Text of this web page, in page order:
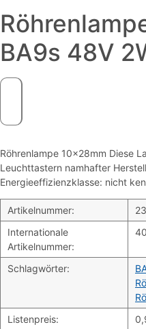
BA9s 48V
Röhrenlampe 10x28mm Diese
Leuchttastern namhafter
Energieeffizienzklasse: nicht
Artikelnummer:
Internationale
Artikelnummer:
Schlagwörter:
Listenpreis: